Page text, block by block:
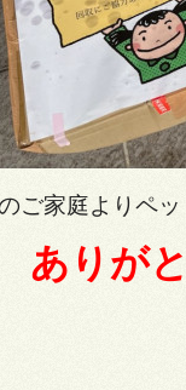
ご家庭よりペ
とう